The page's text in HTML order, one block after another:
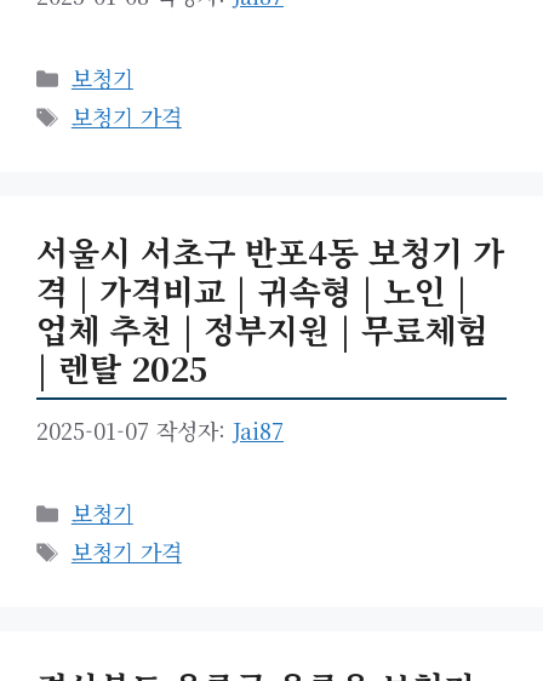
카
테
고
보청기
태
보청기 가격
서울시 서초구 반포4동 보청기 가
격 | 가격비교 | 귀속형 | 노인 |
업체 추천 | 정부지원 | 무료체험
| 렌탈 2025
2025-01-07 작성자: Jai87
카
테
고
보청기
태
보청기 가격